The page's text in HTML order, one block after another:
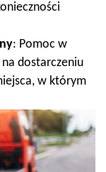
: Pomoc w
dostarczeniu
w którym